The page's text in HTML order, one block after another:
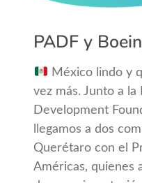
PADF y
México lindo y
vez más. Junto a la
Development
llegamos a dos
Querétaro con el
Américas, quienes